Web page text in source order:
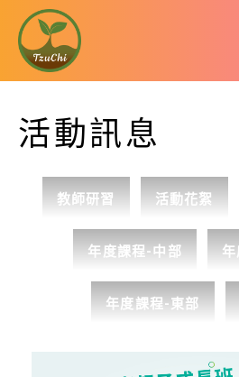
活動訊息
教師研習 活動花絮
年度課程-中部
年度課程-東部